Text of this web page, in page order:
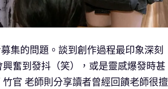
集的問題。談到創作過程最印象深刻
奮到發抖（笑），或是靈感爆發時甚
官 老師則分享讀者曾經回饋老師很擅